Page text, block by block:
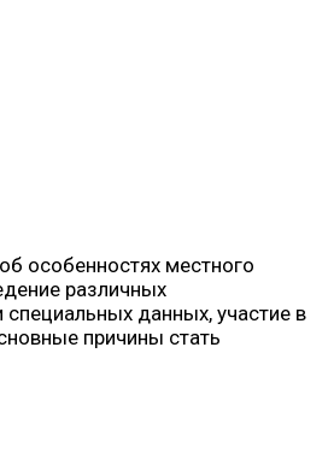
особенностях местного
различных
данных, участие в
причины стать